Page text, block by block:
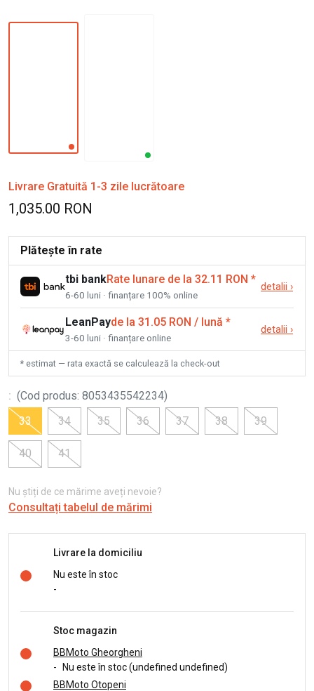
Livrare Gratuită 1-3 zile lucrătoare
1,035.00 RON
Plătește în rate
tbi bankRate lunare de la 32.11 RON *
6-60 luni · finanțare 100% online
detalii ›
LeanPayde la 31.05 RON / lună *
3-60 luni · finanțare online
detalii ›
* estimat — rata exactă se calculează la check-out
: (Cod produs: 8053435542234)
33
34 35 36 37 38 39
40 41
Nu știți de ce mărime aveți nevoie?
Consultați tabelul de mărimi
Livrare la domiciliu
Nu este în stoc
-
Stoc magazin
BBMoto Gheorgheni
-
Nu este în stoc (undefined undefined)
BBMoto Otopeni